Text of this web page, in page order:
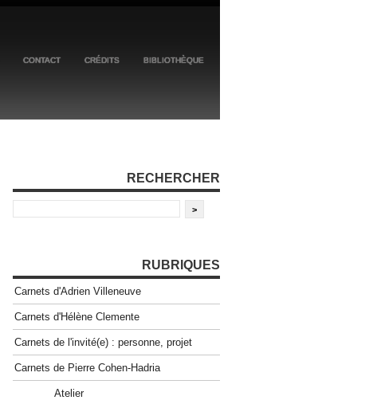
CONTACT CRÉDITS BIBLIOTHÈQUE
RECHERCHER
RUBRIQUES
Carnets d'Adrien Villeneuve
Carnets d'Hélène Clemente
Carnets de l'invité(e) : personne, projet
Carnets de Pierre Cohen-Hadria
Atelier